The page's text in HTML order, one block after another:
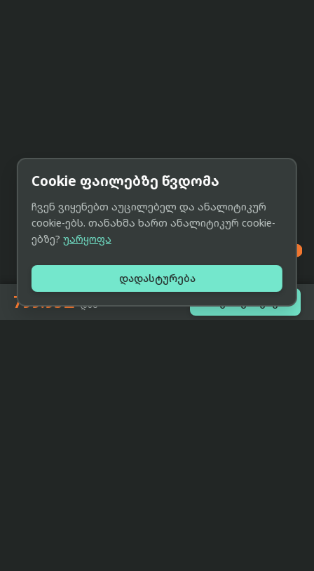
799.95₾-დან შეთავაზებები

Cookie ფაილებზე წვდომა
ჩვენ ვიყენებთ აუცილებელ და ანალიტიკურ
cookie-ებს. თანახმა ხართ ანალიტიკურ cookie-
ებზე? უარყოფა
დადასტურება